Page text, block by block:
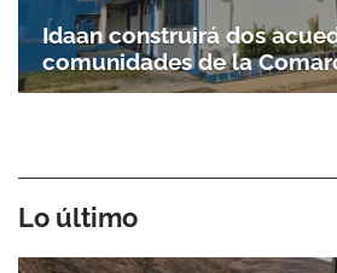
Idaan construirá dos
comunidades de la
Lo último